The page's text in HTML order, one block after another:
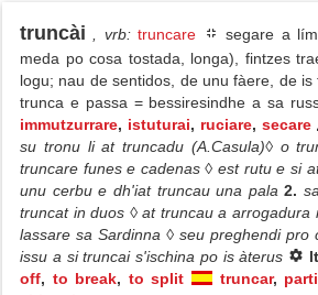
truncài , vrb: truncare
segare a
meda po cosa tostada, longa), fintzes
logu; nau de sentidos, de unu fàere, de
trunca e passa = bessiresindhe a sa
immutzurrare, istuturai, ruciare, secare
su tronu li at truncadu (A.Casula)◊ o
truncare funes e cadenas ◊ est rutu e si
unu cerbu e dh'iat truncau una pala2.
truncat in duos ◊ at truncau a
lassare sa Sardinna ◊ seu preghendi
issu a si truncai s'ischina po is àterus
off, to break, to split truncar,